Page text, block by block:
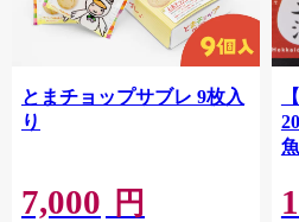
とまチョップサブレ 9枚入
り
7,000 円